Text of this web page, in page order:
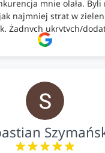
mnie olała. Byli
najmniej strat w
Żadnych ukrytych/
Kontakt bardzo OK.
OK. A ich środki do